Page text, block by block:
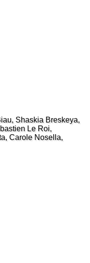
Shaskia Breskeya,
Le Roi,
Carole Nosella,